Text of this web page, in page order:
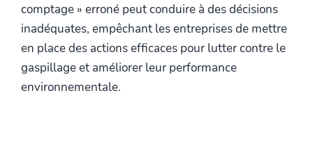
comptage » erroné peut conduire à des décisions
inadéquates, empêchant les entreprises de mettre
en place des actions efficaces pour lutter contre le
gaspillage et améliorer leur performance
environnementale.